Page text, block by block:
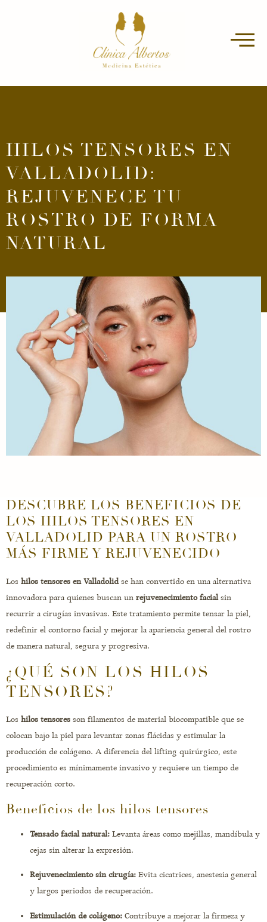
HILOS TENSORES EN
VALLADOLID:
REJUVENECE TU
ROSTRO DE FORMA
NATURAL
DESCUBRE LOS BENEFICIOS DE
LOS HILOS TENSORES EN
VALLADOLID PARA UN ROSTRO
MÁS FIRME Y REJUVENECIDO
Los hilos tensores en Valladolidse han convertido en una alternativa
innovadora para quienes buscan un rejuvenecimiento facialsin
recurrir a cirugías invasivas. Este tratamiento permite tensar la piel,
redefinir el contorno facial y mejorar la apariencia general del rostro
de manera natural, segura y progresiva.
¿QUÉ SON LOS HILOS
TENSORES?
Los hilos tensores son filamentos de material biocompatible que se
colocan bajo la piel para levantar zonas flácidas y estimular la
producción de colágeno. A diferencia del lifting quirúrgico, este
procedimiento es mínimamente invasivo y requiere un tiempo de
recuperación corto.
Beneficios de los hilos tensores
Tensado facial natural: Levanta áreas como mejillas, mandíbula y
cejas sin alterar la expresión.
Rejuvenecimiento sin cirugía: Evita cicatrices, anestesia general
y largos periodos de recuperación.
Estimulación de colágeno: Contribuye a mejorar la firmeza y